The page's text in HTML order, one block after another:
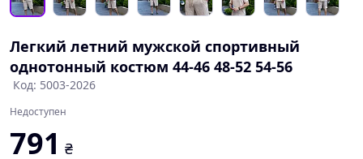
Легкий летний мужской спортивный
однотонный костюм 44-46 48-52 54-56
Код: 5003-2026
Недоступен
791 ₴